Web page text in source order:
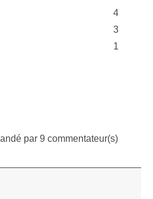
5 avis
4
4 avis
3
3 avis
1
par 9 commentateur(s)